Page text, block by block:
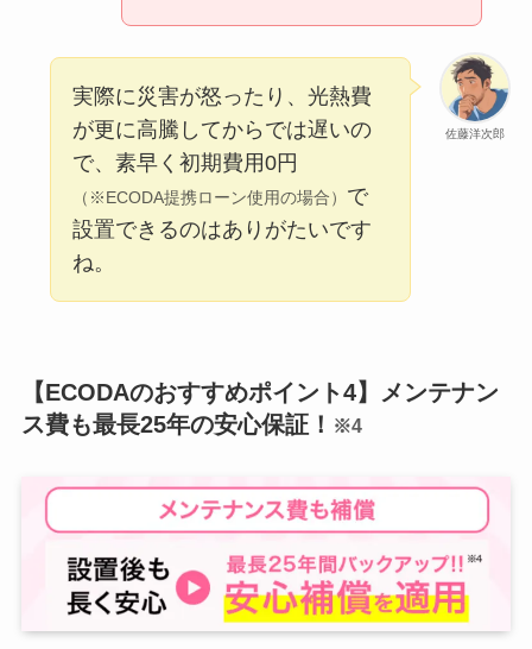
佐藤洋次郎
実際に災害が怒ったり、光熱費
が更に高騰してからでは遅いの
で、素早く初期費用0円
（※ECODA提携ローン使用の場合） で
設置できるのはありがたいです
ね。
【ECODAのおすすめポイント4】メンテナン
ス費も最長25年の安心保証！ ※4